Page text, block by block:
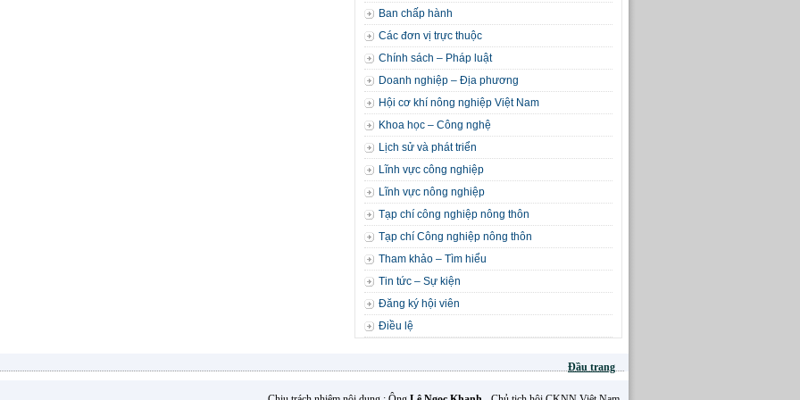
Ban chấp hành
Các đơn vị trực thuộc
Chính sách – Pháp luật
Doanh nghiệp – Địa phương
Hội cơ khí nông nghiệp Việt Nam
Khoa học – Công nghệ
Lịch sử và phát triển
Lĩnh vực công nghiệp
Lĩnh vực nông nghiệp
Tạp chí công nghiệp nông thôn
Tạp chí Công nghiệp nông thôn
Tham khảo – Tìm hiểu
Tin tức – Sự kiện
Đăng ký hội viên
Điều lệ
Đầu trang